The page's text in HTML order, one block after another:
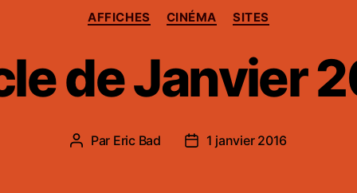
Catégories
AFFICHES CINÉMA SITES
de Janvier
Auteur
Par Eric Bad
Date1 janvier 2016